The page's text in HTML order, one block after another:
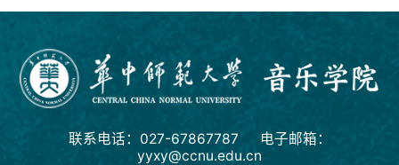
联系电话：027-67867787 电子邮箱：
yyxy@ccnu.edu.cn